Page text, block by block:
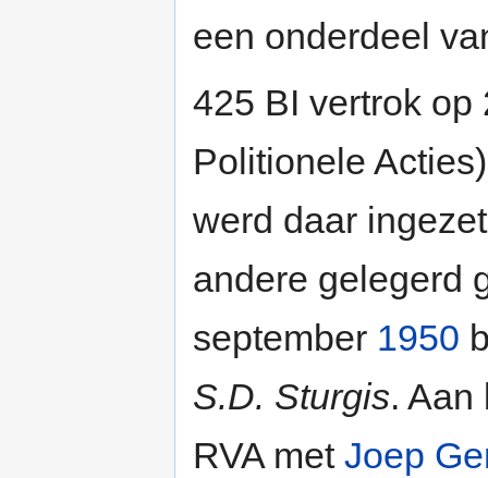
een onderdeel
425 BI vertrok
Politionele
werd daar
andere gelegerd
september 1950
S.D. Sturgis.
RVA met Joep